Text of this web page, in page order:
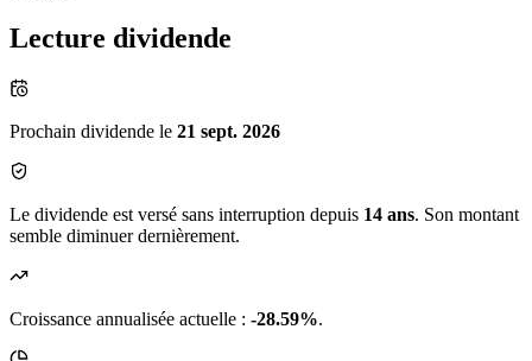
Lecture dividende
Prochain dividende le 21 sept. 2026
Le dividende est versé sans interruption depuis 14 ans. Son montant
semble diminuer dernièrement.
Croissance annualisée actuelle : -28.59%.